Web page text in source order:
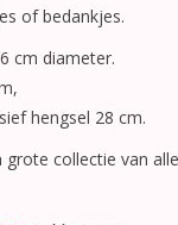
of bedankjes.
cm diameter.
hengsel 28 cm.
collectie van